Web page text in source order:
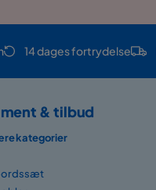
14 dages fortrydelse
& tilbud
kategorier